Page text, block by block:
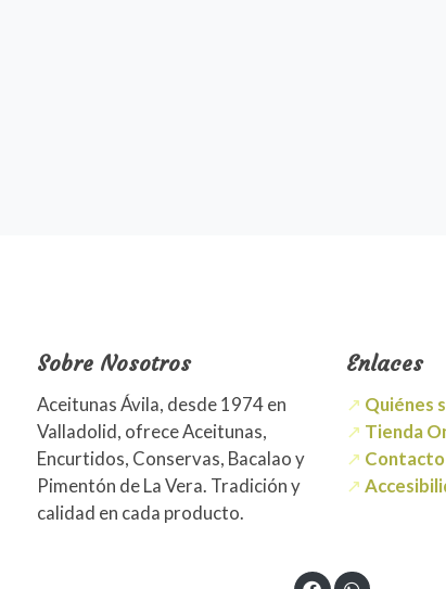
Sobre Nosotros
Aceitunas Ávila, desde 1974 en
Valladolid, ofrece Aceitunas,
Encurtidos, Conservas, Bacalao y
Pimentón de La Vera. Tradición y
calidad en cada producto.
Enlaces
↗ Quiénes
↗ Tienda
↗ Contacto
↗